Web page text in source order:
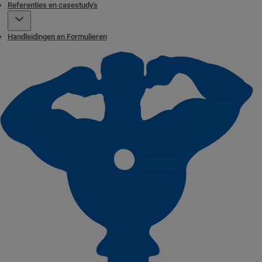
Referenties en casestudy's
Handleidingen en Formulieren